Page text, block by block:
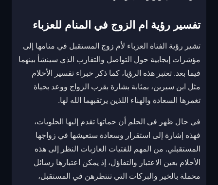
تفسير رؤية ام الزوج في المنام للعزباء
تشير رؤية الفتاة العزباء لأم زوج المستقبل في منامها إلى
مؤشرات إيجابية حول التواصل والتقارب الذي سينشأ بينهما
فيما بعد. تعتبر هذه الرؤيا، كما ذكر خبراء تفسير الأحلام
مثل ابن سيرين، بمثابة بشارة بقرب الزواج ووعد بحياة
تغمرها السعادة والهناء اللذين يرتقبهما الله لها.
في حال ظهر في الحلم أن حماتها تقدم إليها الحلويات،
فهذه إشارة إلى استقرار وسعادة ستعيشها في زواجها
المستقبلي. من المهم للفتيات العازبات النظر إلى هذه
الأحلام بعين الاعتبار والتفاؤل، إذ يمكن اعتبارها رسائل
محملة بالخير والبركات التي تنتظرهن في المستقبل،